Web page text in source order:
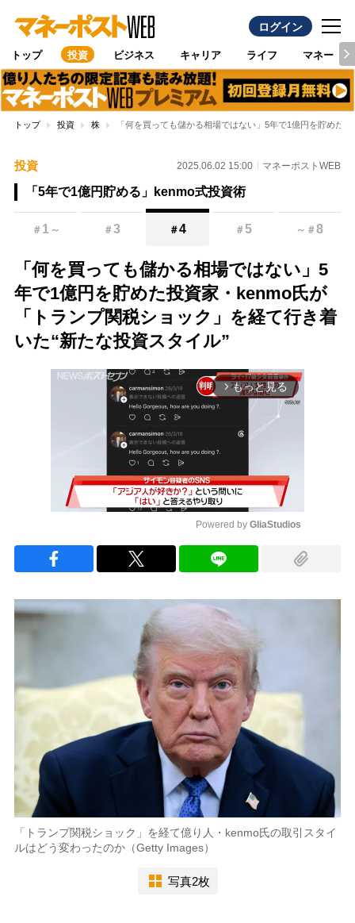
ログイン
トップ 投資 ビジネス キャリア ライフ マネー
トップ 投資 株 「何を買っても儲かる相場ではない」5年で1億円を貯めた
投資 2025.06.02 15:00 マネーポストWEB
「5年で1億円貯める」kenmo式投資術
＃ 1 ～ ＃3 ＃4 ＃5 ～ ＃8
「何を買っても儲かる相場ではない」5
年で1億円を貯めた投資家・kenmo氏が
「トランプ関税ショック」を経て行き着
いた“新たな投資スタイル”
arrow_forward_ios もっと見る
Powered by GliaStudios
「トランプ関税ショック」を経て億り人・kenmo氏の取引スタイ
ルはどう変わったのか（Getty Images）
写真2枚